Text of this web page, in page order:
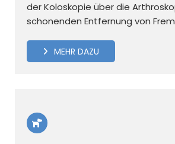
der Koloskopie über die
schonenden Entfernung von
MEHR DAZU